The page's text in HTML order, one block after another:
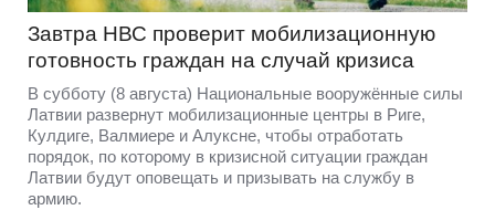
Завтра НВС проверит мобилизационную
готовность граждан на случай кризиса
В субботу (8 августа) Национальные вооружённые силы
Латвии развернут мобилизационные центры в Риге,
Кулдиге, Валмиере и Алуксне, чтобы отработать
порядок, по которому в кризисной ситуации граждан
Латвии будут оповещать и призывать на службу в
армию.